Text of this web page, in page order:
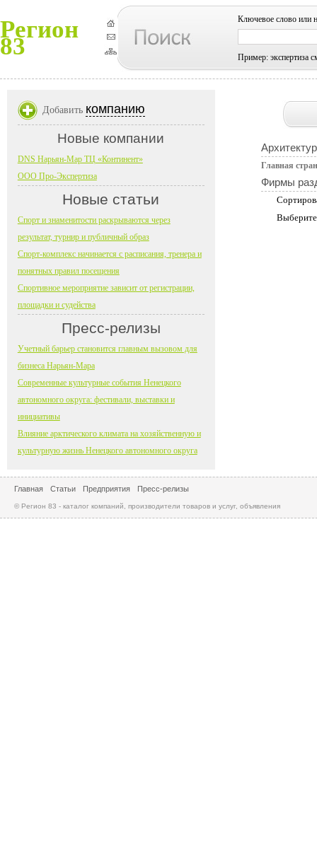
Регион
83
Ключевое слово или
Пример: экспертиза
Главная
Фирмы
Добавить компанию
Новые компании
DNS Нарьян-Мар ТЦ «Континент»
ООО Про-Экспертиза
Новые статьи
Спорт и знаменитости раскрываются через
результат, турнир и публичный образ
Спорт-комплекс начинается с расписания, тренера и
понятных правил посещения
Спортивное мероприятие зависит от регистрации,
площадки и судейства
Пресс-релизы
Учетный барьер становится главным вызовом для
бизнеса Нарьян-Мара
Современные культурные события Ненецкого
автономного округа: фестивали, выставки и
инициативы
Влияние арктического климата на хозяйственную и
культурную жизнь Ненецкого автономного округа
Главная Статьи Предприятия Пресс-релизы
© Регион 83 - каталог компаний, производители товаров и услуг, объявления